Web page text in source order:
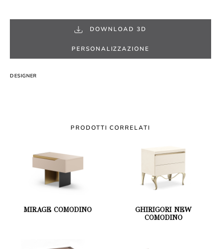
DOWNLOAD 3D
PERSONALIZZAZIONE
DESIGNER
PRODOTTI CORRELATI
MIRAGE COMODINO
GHIRIGORI NEW
COMODINO